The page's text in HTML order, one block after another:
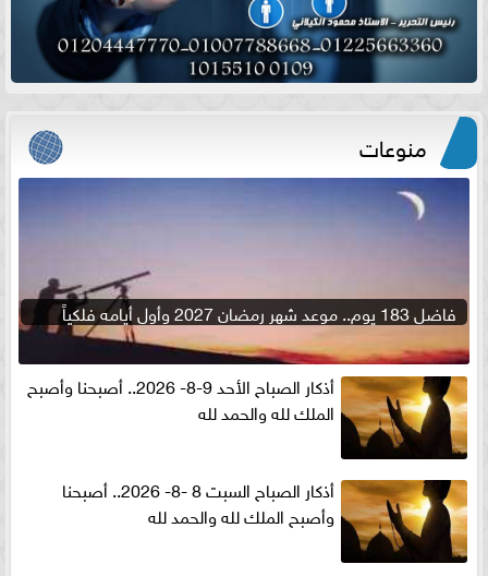
منوعات
فاضل 183 يوم.. موعد شهر رمضان 2027 وأول أيامه فلكياً
أذكار الصباح الأحد 9-8- 2026.. أصبحنا وأصبح
الملك لله والحمد لله
أذكار الصباح السبت 8 -8- 2026.. أصبحنا
وأصبح الملك لله والحمد لله